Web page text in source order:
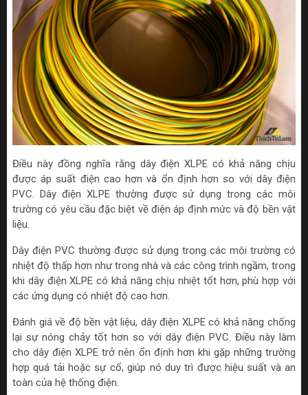
Điều này đồng nghĩa rằng dây điện XLPE có khả năng chịu
được áp suất điện cao hơn và ổn định hơn so với dây điện
PVC. Dây điện XLPE thường được sử dụng trong các môi
trường có yêu cầu đặc biệt về điện áp định mức và độ bền vật
liệu.
Dây điện PVC thường được sử dụng trong các môi trường có
nhiệt độ thấp hơn như trong nhà và các công trình ngầm, trong
khi dây điện XLPE có khả năng chịu nhiệt tốt hơn, phù hợp với
các ứng dụng có nhiệt độ cao hơn.
Đánh giá về độ bền vật liệu, dây điện XLPE có khả năng chống
lại sự nóng chảy tốt hơn so với dây điện PVC. Điều này làm
cho dây điện XLPE trở nên ổn định hơn khi gặp những trường
hợp quá tải hoặc sự cố, giúp nó duy trì được hiệu suất và an
toàn của hệ thống điện.